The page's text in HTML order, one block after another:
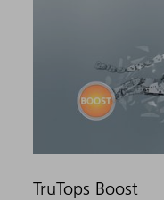
TruTops Boost